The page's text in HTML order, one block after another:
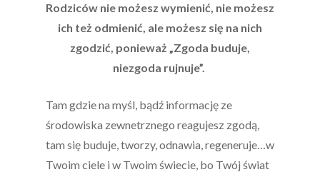
Rodziców nie możesz wymienić, nie możesz
ich też odmienić, ale możesz się na nich
zgodzić, ponieważ „Zgoda buduje,
niezgoda rujnuje”.
Tam gdzie na myśl, bądź informację ze
środowiska zewnetrznego reagujesz zgodą,
tam się buduje, tworzy, odnawia, regeneruje…w
Twoim ciele i w Twoim świecie, bo Twój świat